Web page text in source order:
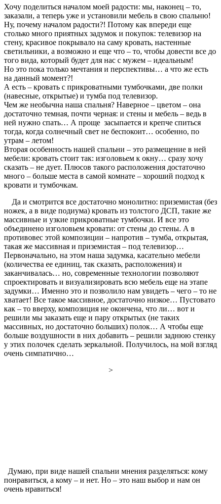
Хочу поделиться началом моей радости: мы, наконец – то,
заказали, а теперь уже и установили мебель в свою спальню!
Ну, почему началом радости?! Потому как впереди еще
столько много приятных задумок и покупок: телевизор на
стену, красивое покрывало на саму кровать, настенные
светильники, а возможно и еще что – то, чтобы довести все до
того вида, который будет для нас с мужем – идеальным!
Но это пока только мечтания и перспективы… а что же есть
на данный момент?!
А есть – кровать с прикроватными тумбочками, две полки
(навесные, открытые) и тумба под телевизор.
Чем же необычна наша спальня? Наверное – цветом – она
достаточно темная, почти черная: и стены и мебель – ведь в
ней нужно спать… А проще засыпается и крепче спиться
тогда, когда солнечный свет не беспокоит… особенно, по
утрам – летом!
Вторая особенность нашей спальни – это размещение в ней
мебели: кровать стоит так: изголовьем к окну… сразу хочу
сказать – не дует. Плюсов такого расположения достаточно
много – больше места в самой комнате – хороший подход к
кровати и тумбочкам.
Да и смотрится все достаточно монолитно: приземистая (без
ножек, а в виде подиума) кровать из толстого ДСП, такие же
массивные и узкие прикроватные тумбочки. И все это
объединено изголовьем кровати: от стены до стены. А в
противовес этой композиции – напротив – тумба, открытая,
такая же массивная и приземистая – под телевизор…
Первоначально, на этом наша задумка, касательно мебели
(количества ее единиц, так сказать, расположения) и
заканчивалась… но, современные технологии позволяют
спроектировать и визуализировать всю мебель еще на этапе
задумки… Именно это и позволило нам увидеть – чего – то не
хватает! Все такое массивное, достаточно низкое… Пустовато
как – то вверху, композиция не окончена, что ли… вот и
решили мы заказать еще и пару открытых (не таких
массивных, но достаточно больших) полок… А чтобы еще
больше воздушности в них добавить – решили заднюю стенку
у этих полочек сделать зеркальной. Получилось, на мой взгляд
очень симпатично…
>
Думаю, при виде нашей спальни мнения разделяться: кому
понравиться, а кому – и нет. Но – это наш выбор и нам он
очень нравиться!